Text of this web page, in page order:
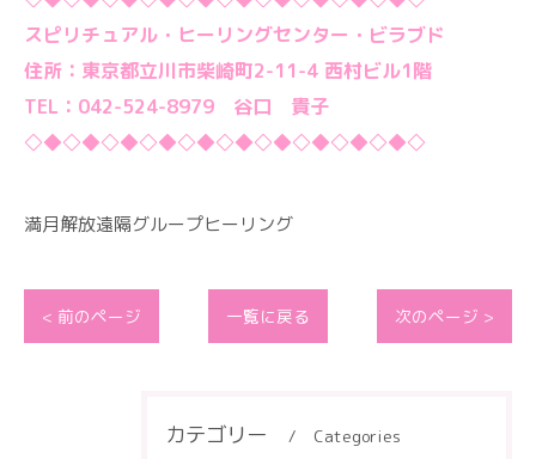
スピリチュアル・ヒーリングセンター・ビラブド
住所：東京都立川市柴崎町2-11-4 西村ビル1階
TEL：042-524-8979 谷口 貴子
◇◆◇◆◇◆◇◆◇◆◇◆◇◆◇◆◇◆◇◆◇
満月解放遠隔グループヒーリング
< 前のページ 一覧に戻る 次のページ >
カテゴリー Categories